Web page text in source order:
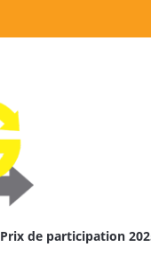
Prix de participation